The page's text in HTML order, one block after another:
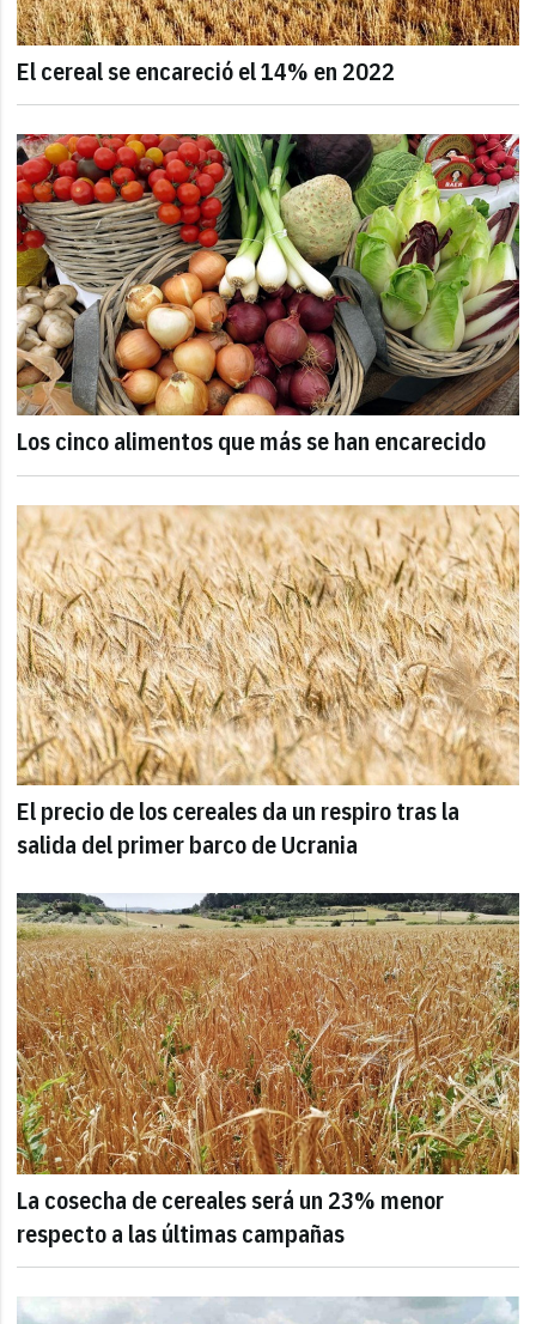
El cereal se encareció el 14% en 2022
Los cinco alimentos que más se han encarecido
El precio de los cereales da un respiro tras la
salida del primer barco de Ucrania
La cosecha de cereales será un 23% menor
respecto a las últimas campañas